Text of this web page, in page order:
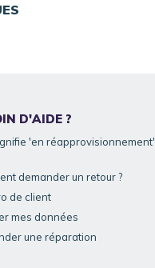
D'AIDE ?
'en réapprovisionnement'
demander un retour ?
de client
mes données
une réparation